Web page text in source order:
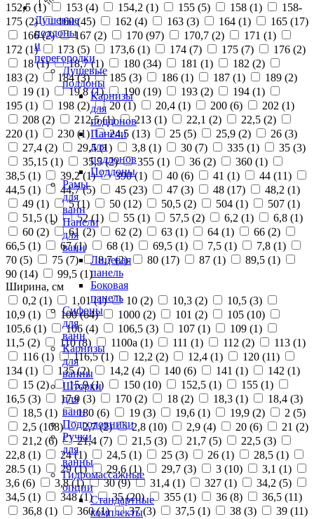
Душевые
поддоны
и
перегородки
Душевые
поддоны
Карнизы
для
поддонов
Панели
для
поддонов
Поддоны
Рамы
для
ванн
Панели
для
ванн
Лицевая
панель
Боковая
панель
Сифоны
для
ванн
Карнизы
для
ванны
Шторки
для
ванн
Подголовники
Ручки
для
ванны
Гидромассажные
опции
Стандартные
комплекты
152,5 (1) 153 (4) 154,2 (1) 155 (5) 158 (1)
158-
175 (2) 160 (45) 162 (4) 163 (3) 164 (1) 165 (17)
166 (2) 167 (2) 170 (97) 170,7 (2) 171 (1)
172 (1) 173 (5) 173,6 (1) 174 (7) 175 (7) 176 (2)
18 (1) 18,7 (1) 180 (34) 181 (1) 182 (2)
183 (2) 184 (3) 185 (3) 186 (1) 187 (1) 189 (2)
19 (1) 19,8 (1) 190 (19) 193 (2) 194 (1)
195 (1) 198 (2) 20 (1) 20,4 (1) 200 (6) 202 (1)
208 (2) 212,5 (1) 213 (1) 22,1 (2) 22,5 (2)
220 (1) 230 (1) 24,5 (13) 25 (5) 25,9 (2) 26 (3)
27,4 (2) 29,5 (1) 3,8 (1) 30 (7) 335 (1) 35 (3)
35,15 (1) 35,5 (2) 355 (1) 36 (2) 360 (1)
38,5 (1) 39,2 (1) 390 (1) 40 (6) 41 (1) 44 (11)
44,5 (1) 44,7 (5) 45 (23) 47 (3) 48 (17) 48,2 (1)
49 (1) 5 (1) 50 (12) 50,5 (2) 504 (1) 507 (1)
51,5 (1) 52 (1) 55 (1) 57,5 (2) 6,2 (1) 6,8 (1)
60 (2) 61 (2) 62 (2) 63 (1) 64 (1) 66 (2)
66,5 (1) 67 (1) 68 (1) 69,5 (1) 7,5 (1) 7,8 (1)
70 (5) 75 (7) 8,7 (2) 80 (17) 87 (1) 89,5 (1)
90 (14) 99,5 (1)
Ширина, см
0,2 (1) 1,01 (1) 10 (2) 10,3 (2) 10,5 (3)
10,9 (1) 100 (64) 1000 (2) 101 (2) 105 (10)
105,6 (1) 106 (4) 106,5 (3) 107 (1) 109 (1)
11,5 (2) 110 (8) 1100а (1) 111 (1) 112 (2) 113 (1)
116 (1) 116,5 (1) 12,2 (2) 12,4 (1) 120 (11)
134 (1) 135 (2) 14,2 (4) 140 (6) 141 (1) 142 (1)
15 (2) 15,9 (1) 150 (10) 152,5 (1) 155 (1)
16,5 (3) 17,9 (3) 170 (2) 18 (2) 18,3 (1) 18,4 (3)
18,5 (1) 180 (6) 19 (3) 19,6 (1) 19,9 (2) 2 (5)
2,5 (108) 2,7 (2) 2,8 (10) 2,9 (4) 20 (6) 21 (2)
21,2 (6) 21,4 (7) 21,5 (3) 21,7 (5) 22,5 (3)
22,8 (1) 24 (1) 24,5 (1) 25 (3) 26 (1) 28,5 (1)
28.5 (1) 29 (1) 29,6 (1) 29,7 (3) 3 (10) 3,1 (1)
3,6 (6) 3,8 (1) 30 (9) 31,4 (1) 327 (1) 34,2 (5)
34,5 (1) 348 (1) 35 (20) 355 (1) 36 (8) 36,5 (11)
36,8 (1) 360 (1) 37 (3) 37,5 (1) 38 (3) 39 (11)